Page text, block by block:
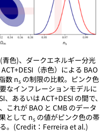
色)、ダークエネルギー分光
（赤色）による BAO
数 ns の制限の比較。ピンク色
なインフレーションモデルに
、あるいは ACT+DESI の間で、
これが BAO と CMB のデータ
として ns の値がピンク色の帯
。(Credit：Ferreira et al.)